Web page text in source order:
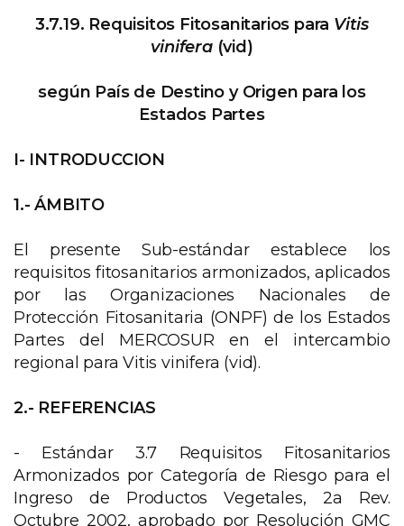
3.7.19. Requisitos Fitosanitarios para Vitis
vinifera(vid)
según País de Destino y Origen para los
Estados Partes
I- INTRODUCCION
1.- ÁMBITO
El presente Sub-estándar establece los
requisitos fitosanitarios armonizados, aplicados
por las Organizaciones Nacionales de
Protección Fitosanitaria (ONPF) de los Estados
Partes del MERCOSUR en el intercambio
regional para Vitis vinifera (vid).
2.- REFERENCIAS
- Estándar 3.7 Requisitos Fitosanitarios
Armonizados por Categoría de Riesgo para el
Ingreso de Productos Vegetales, 2a Rev.
Octubre 2002, aprobado por Resolución GMC